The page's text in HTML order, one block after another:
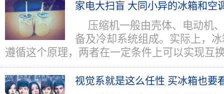
家电大扫盲 大同小异的冰箱和空
压缩机一般由壳体、电动机
备及冷却系统组成。实际上，
遵循这个原理，两者在一定条件上可以实现互
视觉系就是这么任性 买冰箱也要